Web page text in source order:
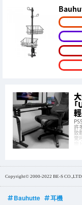
許
致
驚
Copyright© 2000-2022 BE-S CO.,LTD.
Bauhutte 耳機